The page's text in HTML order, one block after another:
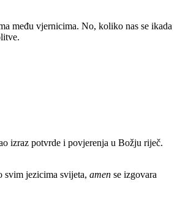
među vjernicima. No, koliko nas se ikada
izraz potvrde i povjerenja u Božju riječ.
svim jezicima svijeta, amen se izgovara